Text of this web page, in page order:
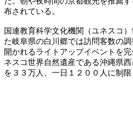
布されている。
国連教育科学文化機関（ユネスコ
た岐阜県の白川郷では訪問客数の
開かれるライトアップイベントを
ネスコ世界自然遺産である沖縄県
を３３万人、一日１２００人に制限